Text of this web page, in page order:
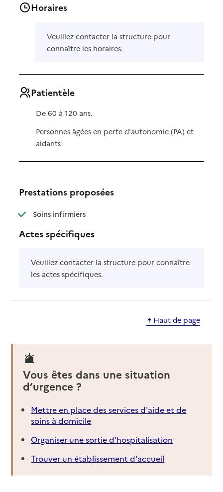
Horaires
Veuillez contacter la structure pour
connaître les horaires.
Patientèle
De 60 à 120 ans.
Personnes âgées en perte d'autonomie (PA) et
aidants
Prestations proposées
Soins infirmiers: disponible
: non disponible
Actes spécifiques
Veuillez contacter la structure pour connaître
les actes spécifiques.
Haut de page
Vous êtes dans une situation
d’urgence ?
Mettre en place des services d'aide et de
soins à domicile
Organiser une sortie d'hospitalisation
Trouver un établissement d'accueil